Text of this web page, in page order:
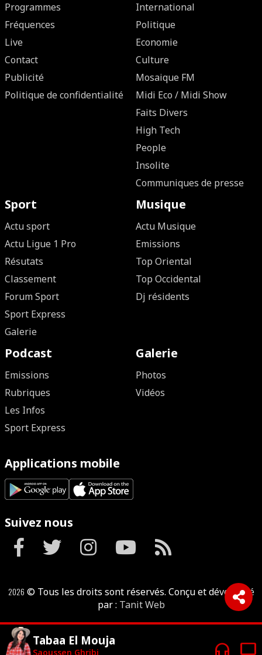
Programmes
Fréquences
Live
Contact
Publicité
Politique de confidentialité
International
Politique
Economie
Culture
Mosaique FM
Midi Eco / Midi Show
Faits Divers
High Tech
People
Insolite
Communiques de presse
Sport
Actu sport
Actu Ligue 1 Pro
Résutats
Classement
Forum Sport
Sport Express
Galerie
Musique
Actu Musique
Emissions
Top Oriental
Top Occidental
Dj résidents
Podcast
Emissions
Rubriques
Les Infos
Sport Express
Galerie
Photos
Vidéos
Applications mobile
Suivez nous
2026 © Tous les droits sont réservés. Conçu et développé
par : Tanit Web
Tabaa El Mouja
Saoussen Ghribi headphones tv